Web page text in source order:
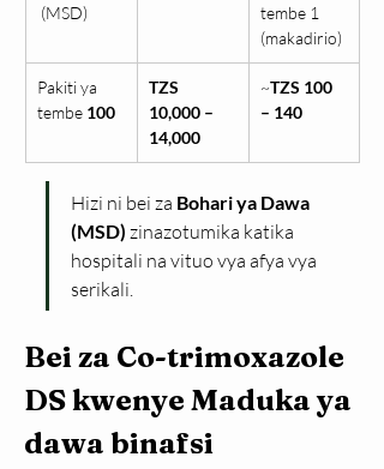
(MSD)
tembe 1
(makadirio)
Pakiti ya
tembe 100
TZS
10,000 –
14,000
~TZS 100
– 140
Hizi ni bei za Bohari ya Dawa
(MSD) zinazotumika katika
hospitali na vituo vya afya vya
serikali.
Bei za Co-trimoxazole
DS kwenye Maduka ya
dawa binafsi